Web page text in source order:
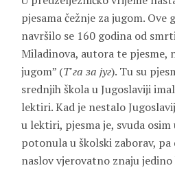
pjesama čežnje za jugom. Ove
navršilo se 160 godina od
Miladinova, autora te pjesme,
jugom” (Т'га за југ). Tu su
srednjih škola u Jugoslaviji
lektiri. Kad je nestalo
u lektiri, pjesma je, svuda osim
potonula u školski zaborav,
naslov vjerovatno znaju